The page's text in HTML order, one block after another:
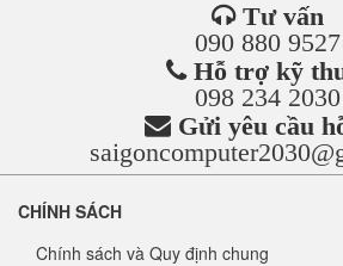
Tư vấn
090 880 9527
Hỗ trợ kỹ
098 234 2030
Gửi yêu cầu
CHÍNH SÁCH
Chính sách và Quy định chung